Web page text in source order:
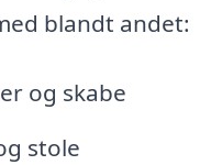
blandt andet:
og skabe
stole